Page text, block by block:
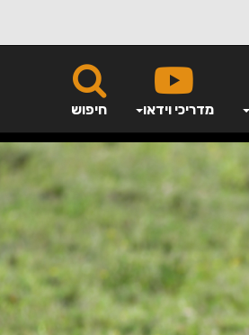
חיפוש מדריכי וידאו